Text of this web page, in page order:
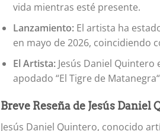
vida mientras esté presente.
Lanzamiento:El artista ha
en mayo de 2026, coincidiendo
El Artista:Jesús Daniel Quintero
apodado “El Tigre de Matanegra“
Breve Reseña de Jesús Daniel
Jesús Daniel Quintero, conocido